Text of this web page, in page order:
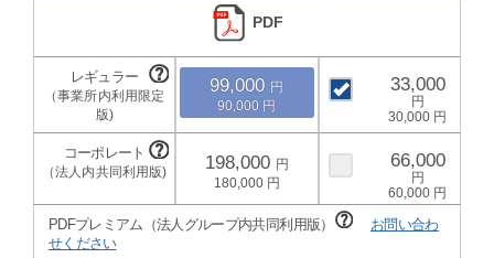
PDF
99,000
90,000
33,000
30,000
198,000
180,000
66,000
60,000
PDFプレミアム（法人グループ内共同利用版）
お問い合わ
せください